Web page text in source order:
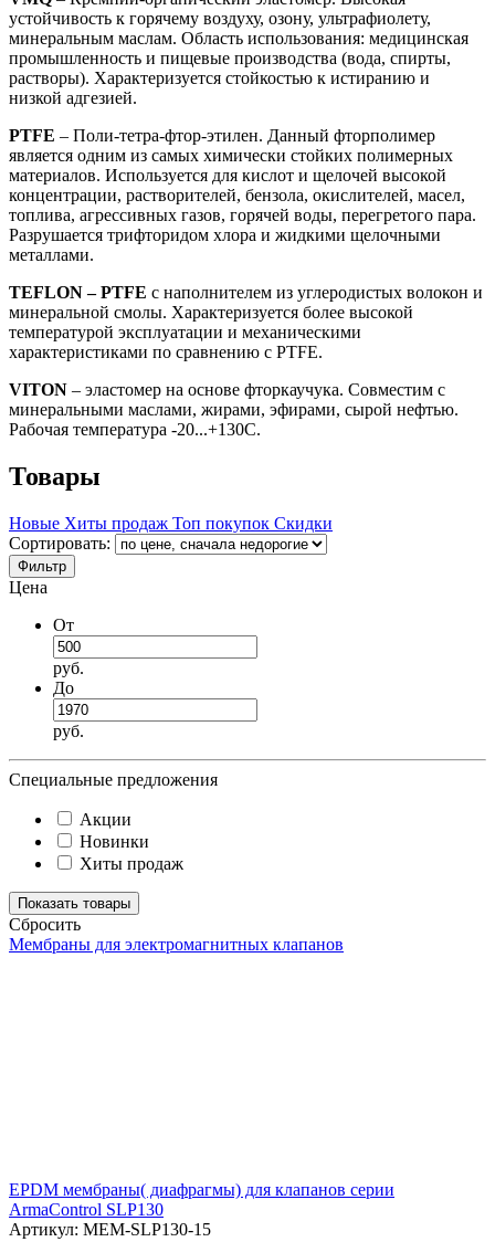
устойчивость к горячему воздуху, озону, ультрафиолету,
минеральным маслам. Область использования: медицинская
промышленность и пищевые производства (вода, спирты,
растворы). Характеризуется стойкостью к истиранию и
низкой адгезией.
PTFE – Поли-тетра-фтор-этилен. Данный фторполимер
является одним из самых химически стойких полимерных
материалов. Используется для кислот и щелочей высокой
концентрации, растворителей, бензола, окислителей, масел,
топлива, агрессивных газов, горячей воды, перегретого пара.
Разрушается трифторидом хлора и жидкими щелочными
металлами.
TEFLON – PTFE с наполнителем из углеродистых волокон и
минеральной смолы. Характеризуется более высокой
температурой эксплуатации и механическими
характеристиками по сравнению с PTFE.
VITON – эластомер на основе фторкаучука. Совместим с
минеральными маслами, жирами, эфирами, сырой нефтью.
Рабочая температура -20...+130С.
Товары
Новые Хиты продаж Топ покупок Скидки
Сортировать:
Фильтр
Цена
От
руб.
До
руб.
Специальные предложения
Акции
Новинки
Хиты продаж
Cбросить
Мембраны для электромагнитных клапанов
EPDM мембраны( диафрагмы) для клапанов серии
ArmaControl SLP130
Артикул: MEM-SLP130-15